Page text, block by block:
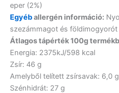
eper (2%)
Egyéballergén információ:
szezámmagot és
Átlagos tápérték 100g
Energia: 2375kJ/598 kcal
Zsír: 46 g
Amelyből telített zsírsavak: 6,0 g
Szénhidrát: 27 g